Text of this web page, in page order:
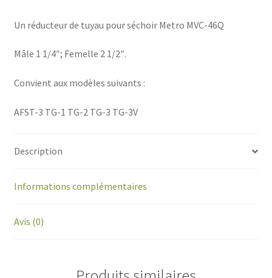
Un réducteur de tuyau pour séchoir Metro MVC-46Q
Mâle 1 1/4″; Femelle 2 1/2″.
Convient aux modèles suivants :
AFST-3 TG-1 TG-2 TG-3 TG-3V
Description
Informations complémentaires
Avis (0)